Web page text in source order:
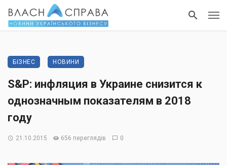
БІЗНЕС НОВИНИ
S&P: инфляция в Украине снизится к
однозначным показателям в 2018
году
21.10.2015 656 переглядів 0